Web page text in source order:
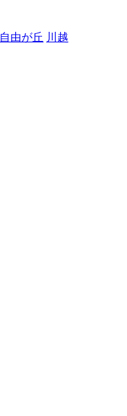
自由が丘 川越